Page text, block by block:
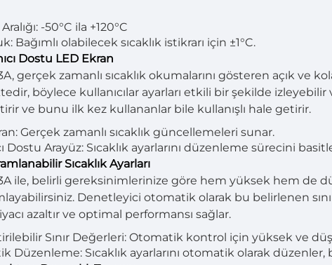
Aralığı: -50°C ila +120°C
Bağımlı olabilecek sıcaklık istikrarı için ±1°C.
Dostu LED Ekran
gerçek zamanlı sıcaklık okumalarını gösteren açık ve
böylece kullanıcılar ayarları etkili bir şekilde
ve bunu ilk kez kullananlar bile kullanışlı hale getirir.
Gerçek zamanlı sıcaklık güncellemeleri sunar.
Dostu Arayüz: Sıcaklık ayarlarını düzenleme sürecini
Sıcaklık Ayarları
ile, belirli gereksinimlerinize göre hem yüksek hem de
Denetleyici otomatik olarak bu belirlenen
azaltır ve optimal performansı sağlar.
Sınır Değerleri: Otomatik kontrol için yüksek ve
Düzenleme: Sıcaklık ayarlarını otomatik olarak